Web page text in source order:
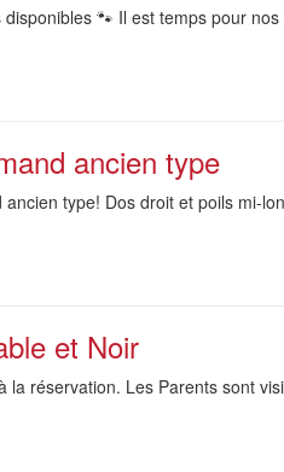
🐾 Il est temps pour
ancien type
type! Dos droit et poils mi-
et Noir
la réservation. Les Parents sont